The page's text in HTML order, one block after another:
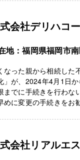
会社デリハコ
地：福岡県福岡市
なった親から相続し
」が、2024年4月1日
までに手続きを行わな
めに変更の手続きを
会社リアルエ